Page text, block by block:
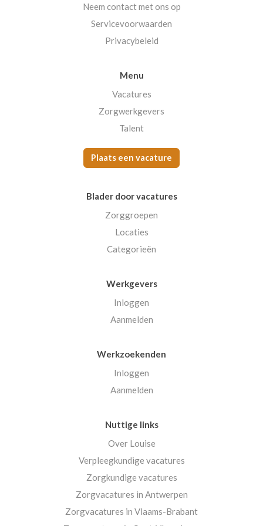
Neem contact met ons op
Servicevoorwaarden
Privacybeleid
Menu
Vacatures
Zorgwerkgevers
Talent
Plaats een vacature
Blader door vacatures
Zorggroepen
Locaties
Categorieën
Werkgevers
Inloggen
Aanmelden
Werkzoekenden
Inloggen
Aanmelden
Nuttige links
Over Louise
Verpleegkundige vacatures
Zorgkundige vacatures
Zorgvacatures in Antwerpen
Zorgvacatures in Vlaams-Brabant